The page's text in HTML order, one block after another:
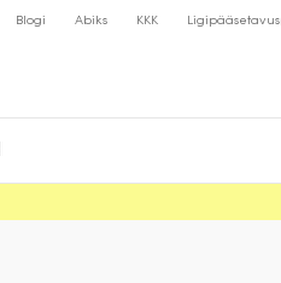
Blogi Abiks KKK Ligipääsetavus